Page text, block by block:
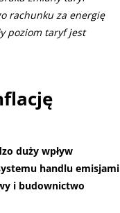
rachunku za energię
poziom taryf jest
duży wpływ
handlu emisjami
i budownictwo